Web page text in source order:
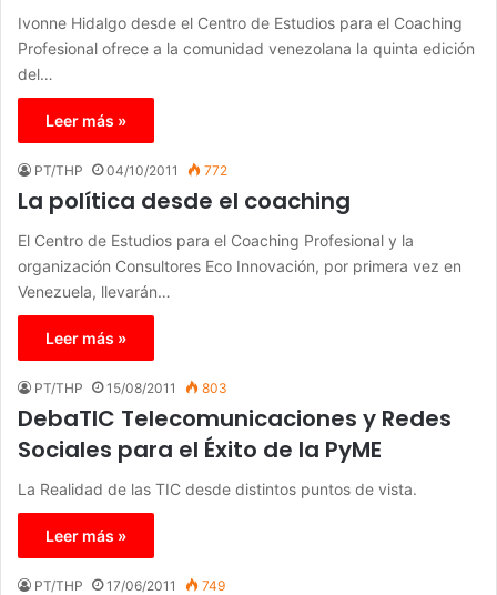
Ivonne Hidalgo desde el Centro de Estudios para el Coaching
Profesional ofrece a la comunidad venezolana la quinta edición
del…
Leer más »
PT/THP 04/10/2011 772
La política desde el coaching
El Centro de Estudios para el Coaching Profesional y la
organización Consultores Eco Innovación, por primera vez en
Venezuela, llevarán…
Leer más »
PT/THP 15/08/2011 803
DebaTIC Telecomunicaciones y Redes
Sociales para el Éxito de la PyME
La Realidad de las TIC desde distintos puntos de vista.
Leer más »
PT/THP 17/06/2011 749